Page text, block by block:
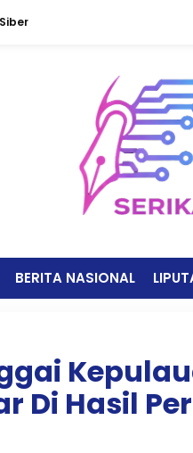
BERITA NASIONAL
Di Hasil